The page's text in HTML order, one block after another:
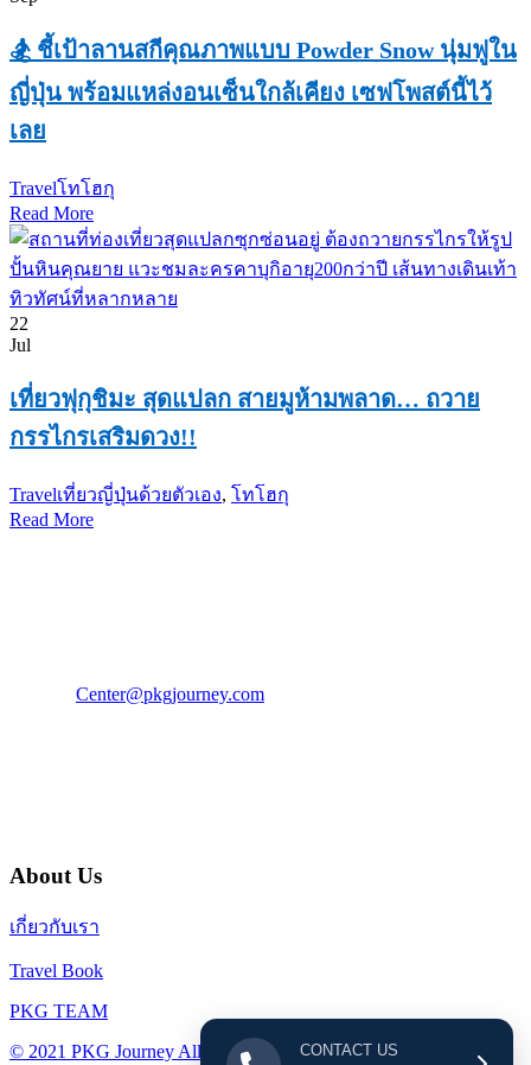
🏂 ชี้เป้าลานสกีคุณภาพแบบ Powder Snow นุ่มฟูใน
ญี่ปุ่น พร้อมแหล่งอนเซ็นใกล้เคียง เซฟโพสต์นี้ไว้
เลย
Travelโทโฮกุ
Read More
22
Jul
เที่ยวฟุกุชิมะ สุดแปลก สายมูห้ามพลาด… ถวาย
กรรไกรเสริมดวง!!
Travelเที่ยวญี่ปุ่นด้วยตัวเอง, โทโฮกุ
Read More
Center@pkgjourney.com
About Us
เกี่ยวกับเรา
Travel Book
PKG TEAM
© 2021 PKG Journey All Rights Reserved.CONTACT US